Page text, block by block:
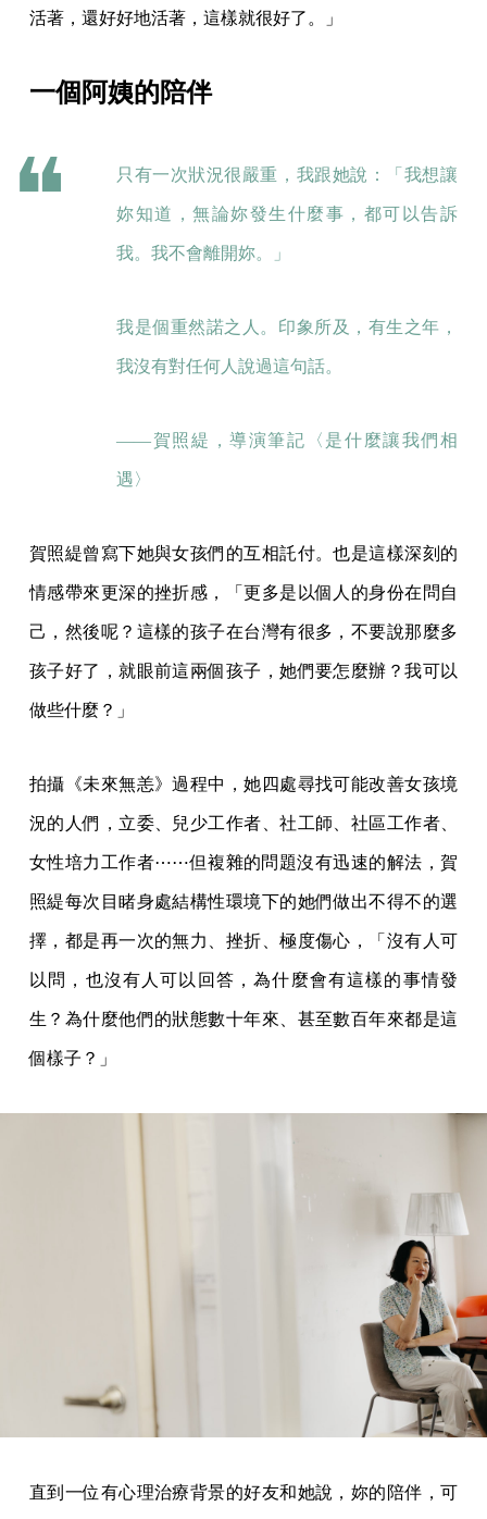
活著，還好好地活著，這樣就很好了。」
一個阿姨的陪伴
只有一次狀況很嚴重，我跟她說：「我想讓
妳知道，無論妳發生什麼事，都可以告訴
我。我不會離開妳。」
我是個重然諾之人。印象所及，有生之年，
我沒有對任何人說過這句話。
——賀照緹，導演筆記 〈是什麼讓我們相
遇〉
賀照緹曾寫下她與女孩們的互相託付。也是這樣深刻的
情感帶來更深的挫折感，「更多是以個人的身份在問自
己，然後呢？這樣的孩子在台灣有很多，不要說那麼多
孩子好了，就眼前這兩個孩子，她們要怎麼辦？我可以
做些什麼？」
拍攝《未來無恙》過程中，她四處尋找可能改善女孩境
況的人們，立委、兒少工作者、社工師、社區工作者、
女性培力工作者⋯⋯但複雜的問題沒有迅速的解法，賀
照緹每次目睹身處結構性環境下的她們做出不得不的選
擇，都是再一次的無力、挫折、極度傷心，「沒有人可
以問，也沒有人可以回答，為什麼會有這樣的事情發
生？為什麼他們的狀態數十年來、甚至數百年來都是這
個樣子？」
直到一位有心理治療背景的好友和她說，妳的陪伴，可